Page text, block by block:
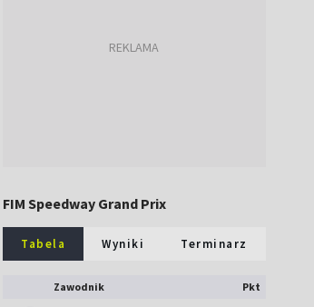
FIM Speedway Grand Prix
Tabela Wyniki Terminarz
Zawodnik Pkt